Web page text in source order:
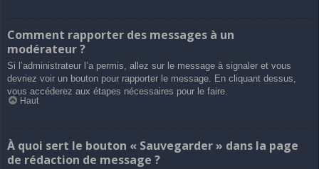
Comment rapporter des messages à un
modérateur ?
Si l’administrateur l’a permis, allez sur le message à signaler et vous
devriez voir un bouton pour rapporter le message. En cliquant dessus,
vous accéderez aux étapes nécessaires pour le faire.
Haut
À quoi sert le bouton « Sauvegarder » dans la page
de rédaction de message ?